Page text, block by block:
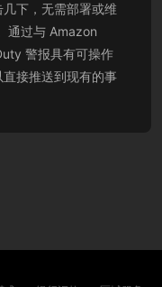
下，无需部署或维
通过与 Amazon
警报具有可操作
接推送到现有的事